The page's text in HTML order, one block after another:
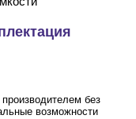
без
возможности